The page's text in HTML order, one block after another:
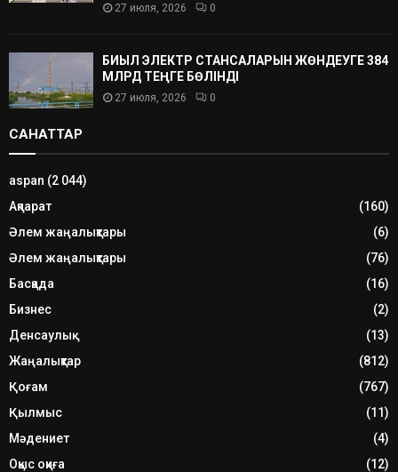
27 июля, 2026 0
БИЫЛ ЭЛЕКТР СТАНСАЛАРЫН ЖӨНДЕУГЕ 384
МЛРД ТЕҢГЕ БӨЛІНДІ
27 июля, 2026 0
САНАТТАР
aspan (2 044)
Ақпарат
(160)
Әлем жаңалықтары
(6)
Әлем жаңалықтары
(76)
Басқада
(16)
Бизнес
(2)
Денсаулық
(13)
Жаңалықтар
(812)
Қоғам
(767)
Қылмыс
(11)
Мәдениет
(4)
Оқыс оқиға
(12)